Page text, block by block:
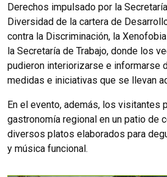
Derechos impulsado por la
Diversidad de la cartera de
contra la Discriminación, la
la Secretaría de Trabajo, donde los
pudieron interiorizarse e informarse
medidas e iniciativas que se llevan
En el evento, además, los visitantes
gastronomía regional en un patio de
diversos platos elaborados para
y música funcional.